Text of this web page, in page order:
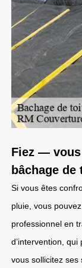
Fiez — vous
bâchage
Si vous êtes
pluie, vous
professionnel en
d’intervention,
vous sollicitez ses